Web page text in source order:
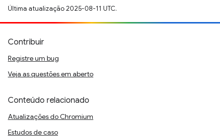
Última atualização 2025-08-11 UTC.
Contribuir
Registre um bug
Veja as questões em aberto
Conteúdo relacionado
Atualizações do Chromium
Estudos de caso